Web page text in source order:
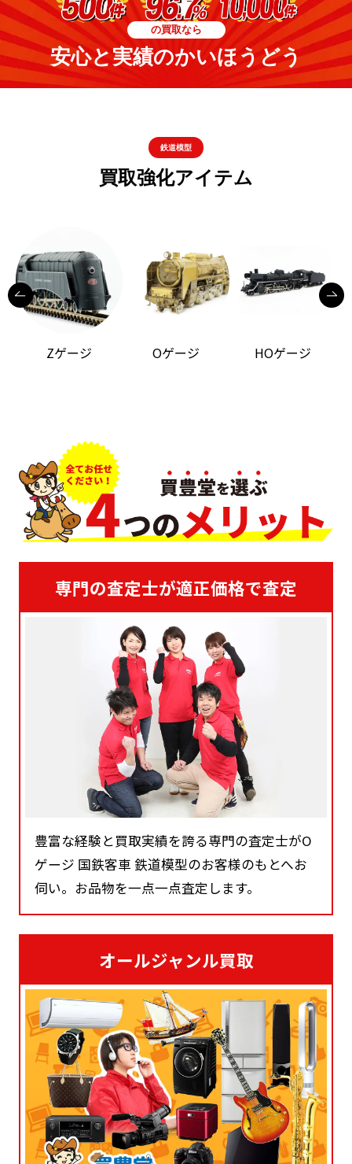
の買取なら
安心と実績のかいほうどう
鉄道模型
買取強化アイテム
Zゲージ Oゲージ HOゲージ
専門の査定士が適正価格で査定
豊富な経験と買取実績を誇る専門の査定士がO
ゲージ 国鉄客車 鉄道模型のお客様のもとへお
伺い。お品物を一点一点査定します。
オールジャンル買取